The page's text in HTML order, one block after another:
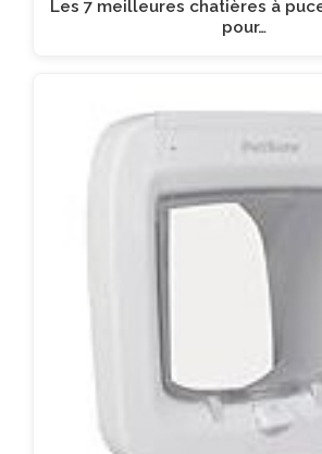
Les 7 meilleures chatières à
pour…